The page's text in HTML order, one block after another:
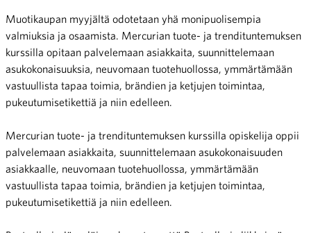
Muotikaupan myyjältä odotetaan yhä monipuolisempia
valmiuksia ja osaamista. Mercurian tuote- ja trendituntemuksen
kurssilla opitaan palvelemaan asiakkaita, suunnittelemaan
asukokonaisuuksia, neuvomaan tuotehuollossa, ymmärtämään
vastuullista tapaa toimia, brändien ja ketjujen toimintaa,
pukeutumisetikettiä ja niin edelleen.
Mercurian tuote- ja trendituntemuksen kurssilla opiskelija oppii
palvelemaan asiakkaita, suunnittelemaan asukokonaisuuden
asiakkaalle, neuvomaan tuotehuollossa, ymmärtämään
vastuullista tapaa toimia, brändien ja ketjujen toimintaa,
pukeutumisetikettiä ja niin edelleen.